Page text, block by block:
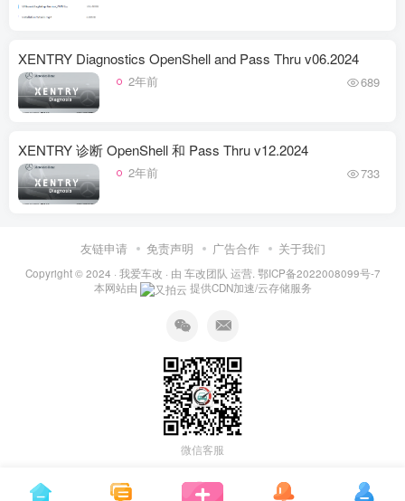
XENTRY Diagnostics OpenShell and Pass Thru v06.2024
2年前 689
XENTRY 诊断 OpenShell 和 Pass Thru v12.2024
2年前 733
友链申请 免责声明 广告合作 关于我们
Copyright © 2024 · 我爱车改 · 由 车改团队 运营. 鄂ICP备2022008099号-7
本网站由
提供CDN加速/云存储服务
微信客服